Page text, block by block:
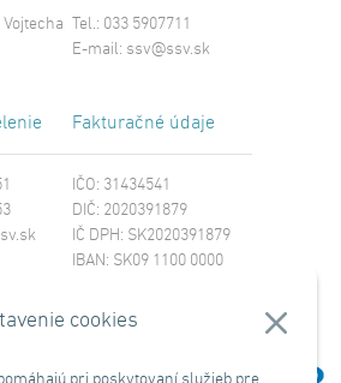
cookies
Tel.: 033 5907711
E-mail: ssv@ssv.sk
Fakturačné údaje
IČO: 31434541
DIČ: 2020391879
IČ DPH: SK2020391879
IBAN: SK09 1100 0000
SWIFT: TATRSKBX